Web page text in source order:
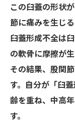
この臼蓋の形状
節に痛みを生じ
臼蓋形成不全は
の軟骨に摩擦が
その結果、股関
す。自分が「臼
齢を重ね、中高
す。